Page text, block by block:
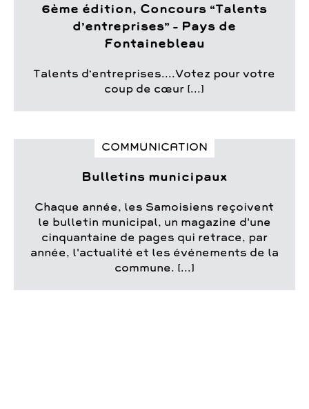
6ème édition, Concours “Talents
d’entreprises” – Pays de
Fontainebleau
Talents d’entreprises....Votez pour votre
coup de cœur [...]
COMMUNICATION
Bulletins municipaux
Chaque année, les Samoisiens reçoivent
le bulletin municipal, un magazine d'une
cinquantaine de pages qui retrace, par
année, l'actualité et les événements de la
commune. [...]